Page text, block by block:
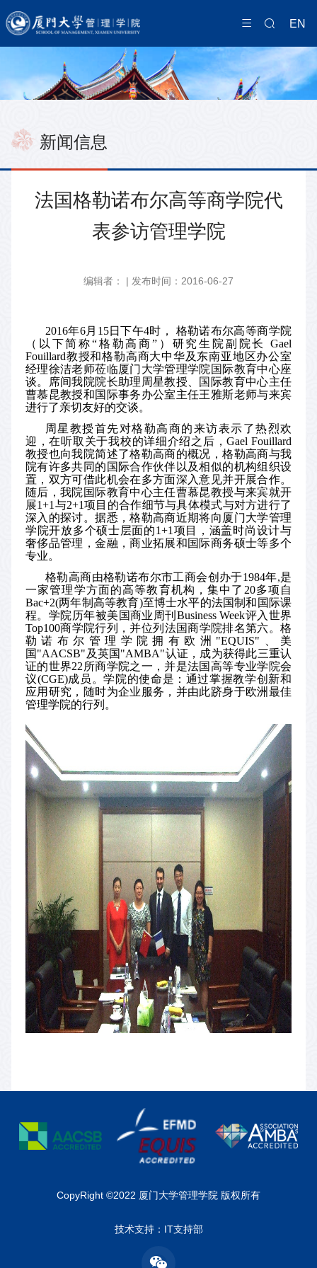
EN
新闻信息
法国格勒诺布尔高等商学院代
表参访管理学院
编辑者： | 发布时间：2016-06-27
2016年6月 15日下午4时， 格勒诺布尔高等商学院
（以下简称“格勒高商” ）研究生院副院长
Gael
Fouillard教授和格勒高商大中华及东南亚地区办公室
经理徐洁老师莅临厦门大学管理学院国际教育中心座
谈。席间我院院长助理周星教授、国际教育中心主任
曹慕昆教授和国际事务办公室主任王雅斯老师与来宾
进行了亲切友好的交谈。
周星教授首先对格勒高商的来访表示了热烈欢
迎，在听取关于我校的详细介绍之后，Gael Fouillard
教授也向我院简述了格勒高商的概况，格勒高商与我
院有许多共同的国际合作伙伴以及相似的机构组织设
置，双方可借此机会在多方面深入意见并开展合作。
随后，我院国际教育中心主任曹慕昆教授与来宾就开
展1+1 与2+1项目的合作细节与具体模式与对方进行了
深入的探讨。据悉，格勒高商近期将向厦门大学管理
学院开放多个硕士层面的1+1 项目，涵盖时尚设计与
奢侈品管理，金融，商业拓展和国际商务硕士等多个
专业。
格勒高商由格勒诺布尔市工商会创办于1984年,是
一家管理学方面的高等教育机构，集中了 20多项自
Bac+2(两年制高等教育)至博士水平的法国制和国际课
程。学院历年被美国商业周刊 Business Week评入世界
Top100商学院行列，并位列法国商学院排名第六。格
勒诺布尔管理学院拥有欧洲 "EQUIS" 、美
国"AACSB" 及英国"AMBA"认证，成为获得此三重认
证的世界22 所商学院之一，并是法国高等专业学院会
议(CGE)成员。学院的使命是：通过掌握教学创新和
应用研究，随时为企业服务，并由此跻身于欧洲最佳
管理学院的行列。
CopyRight ©2022 厦门大学管理学院 版权所有
技术支持：IT支持部